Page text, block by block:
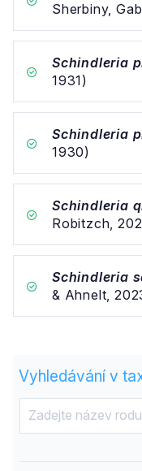
Sherbiny,
Schindleria
1931)
Schindleria
1930)
Schindleria
Robitzch,
Schindleria
& Ahnelt,
Vyhledávání v